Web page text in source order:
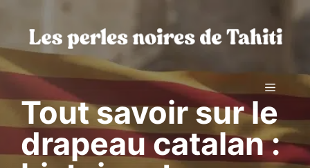
contenu
Menu
Tout savoir sur le
drapeau catalan :